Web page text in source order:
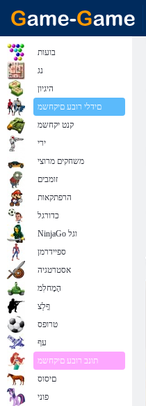
בועות
נג
היגיון
םידלי רובע םיקחשמ
קנט יקחשמ
ירי
משחקים מרוצי
זומבים
הרפתקאות
כדורגל
NinjaGo וגל
ספיידרמן
אסטרטגיה
הָמָחלִמ
ףָלַצ
טרופס
עף
תונב רובע םיקחשמ
םיסוס
פוני